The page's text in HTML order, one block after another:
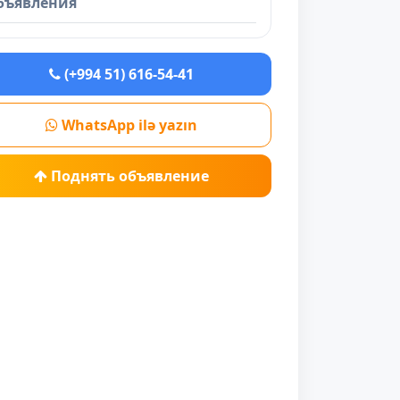
(+994 51) 616-54-41
WhatsApp ilə yazın
Поднять объявление